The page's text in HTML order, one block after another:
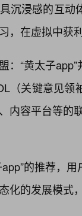
沉浸感的互
，在虚拟中获
：“黄太子
（关键意见
内容平台等的
的推荐，
化的发展模式